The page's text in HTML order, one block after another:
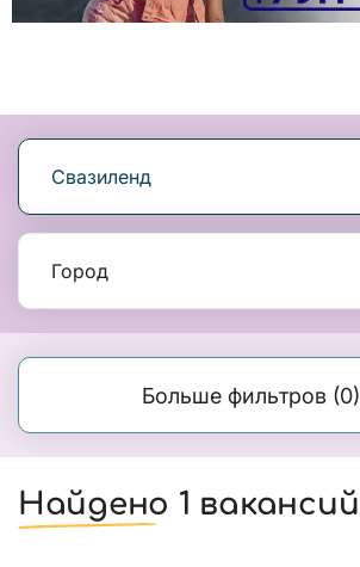
Свазиленд
Город
Больше фильтров (0)
Найдено 1 вакансий